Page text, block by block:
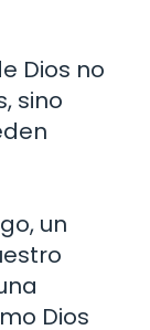
Dios no
sino
un
Dios